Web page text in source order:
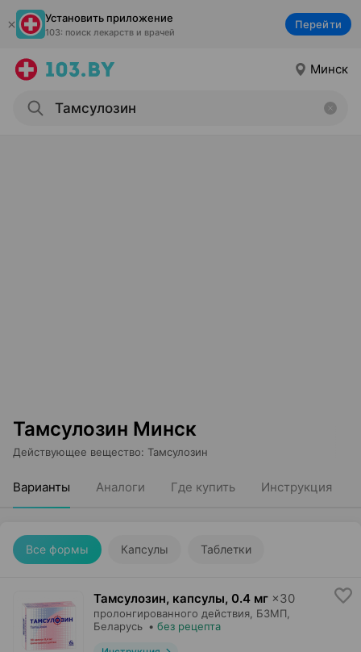
Установить приложение
103: поиск лекарств и врачей
Перейти
Минск
Тамсулозин Минск
Действующее вещество: Тамсулозин
Варианты Аналоги Где купить Инструкция
Все формы Капсулы Таблетки
Тамсулозин, капсулы, 0.4 мг ×30
пролонгированного действия, БЗМП
Беларусь • без рецепта